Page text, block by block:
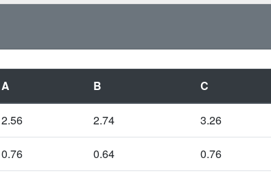
A B C
2.56 2.74 3.26
0.76 0.64 0.76